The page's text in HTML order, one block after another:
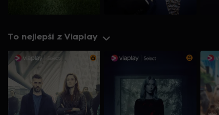
To nejlepší z Viaplay